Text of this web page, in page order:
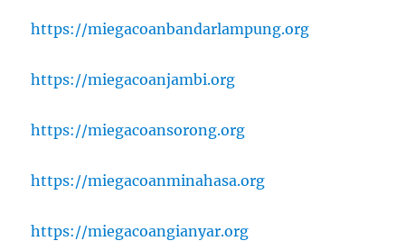
https://miegacoanbandarlampung.org
https://miegacoanjambi.org
https://miegacoansorong.org
https://miegacoanminahasa.org
https://miegacoangianyar.org